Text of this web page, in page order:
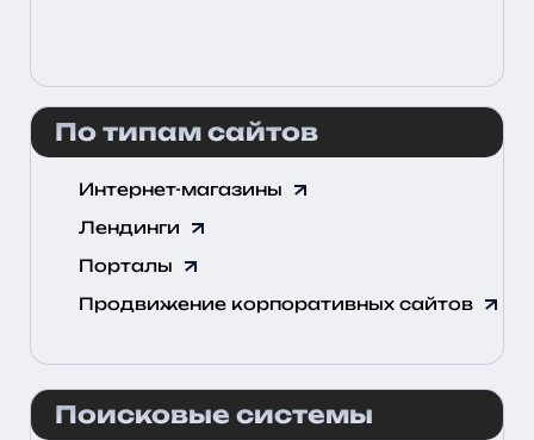
По типам сайтов
Интернет-магазины
Лендинги
Порталы
Продвижение корпоративных сайтов
Поисковые системы